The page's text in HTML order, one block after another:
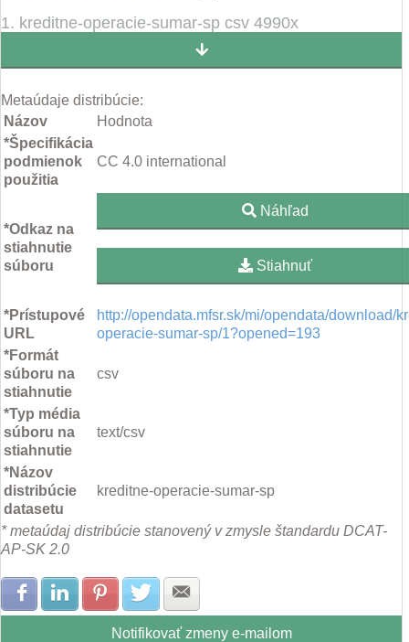
1. kreditne-operacie-sumar-sp csv 4990x
Metaúdaje distribúcie:
Názov
Hodnota
*Špecifikácia
podmienok
použitia
CC 4.0 international
*Odkaz na
stiahnutie
súboru
Náhľad
Stiahnuť
*Prístupové
URL
http://opendata.mfsr.sk/mi/opendata/download/
operacie-sumar-sp/1?opened=193
*Formát
súboru na
stiahnutie
csv
*Typ média
súboru na
stiahnutie
text/csv
*Názov
distribúcie
datasetu
kreditne-operacie-sumar-sp
* metaúdaj distribúcie stanovený v zmysle štandardu DCAT-
AP-SK 2.0
Zdielať na Facebook
Zdielať na LinkedIn
Zdielať na Pinterest
Zdielať na Twitter
Notifikovať zmeny e-mailom